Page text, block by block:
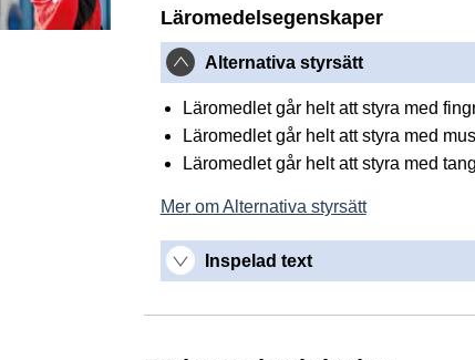
Läromedelsegenskaper
Alternativa styrsätt
Läromedlet går helt att styra med
Läromedlet går helt att styra med
Läromedlet går helt att styra med
Mer om Alternativa styrsätt
Inspelad text